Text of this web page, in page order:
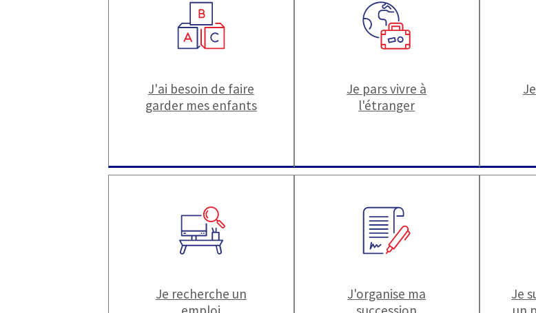
J'ai besoin de faire
garder mes enfants
Je pars vivre à
l'étranger
Je recherche un
J'organise ma
Je